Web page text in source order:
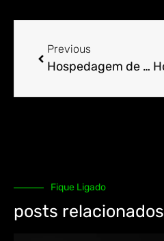
Previous
Hospedagem de Sites para Engenheiro em Alcaçus
Fique Ligado
posts relacionados